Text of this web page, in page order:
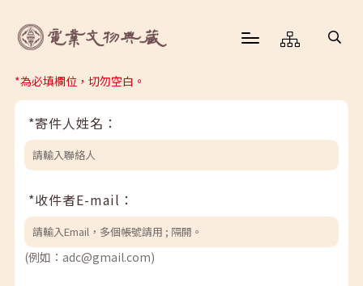
*為必填欄位，切勿空白。
*寄件人姓名：
*收件者E-mail：
(例如：adc@gmail.com)